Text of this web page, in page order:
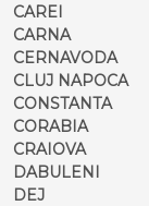
CAREI
CARNA
CERNAVODA
CLUJ NAPOCA
CONSTANTA
CORABIA
CRAIOVA
DABULENI
DEJ